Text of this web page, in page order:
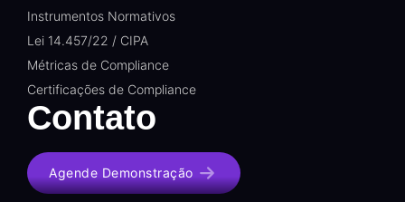
Instrumentos Normativos
Lei 14.457/22 / CIPA
Métricas de Compliance
Certificações de Compliance
Contato
Agende Demonstração